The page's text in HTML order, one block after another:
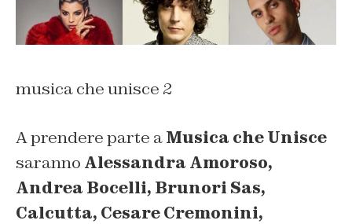
musica che unisce 2
A prendere parte aMusica che Unisce
saranno Alessandra Amoroso,
Andrea Bocelli, Brunori Sas,
Calcutta, Cesare Cremonini,